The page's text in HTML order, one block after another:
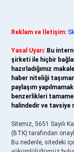
Reklam ve İletişim:
Yasal Uyarı: Bu
şirketi ile hiçbir
hazırladığımız
haber niteliği
paylaşım
benzerlikleri
halindedir ve tavsiye
Sitemiz, 5651 Sayılı
(BTK) tarafından
Bu nedenle, sitedeki